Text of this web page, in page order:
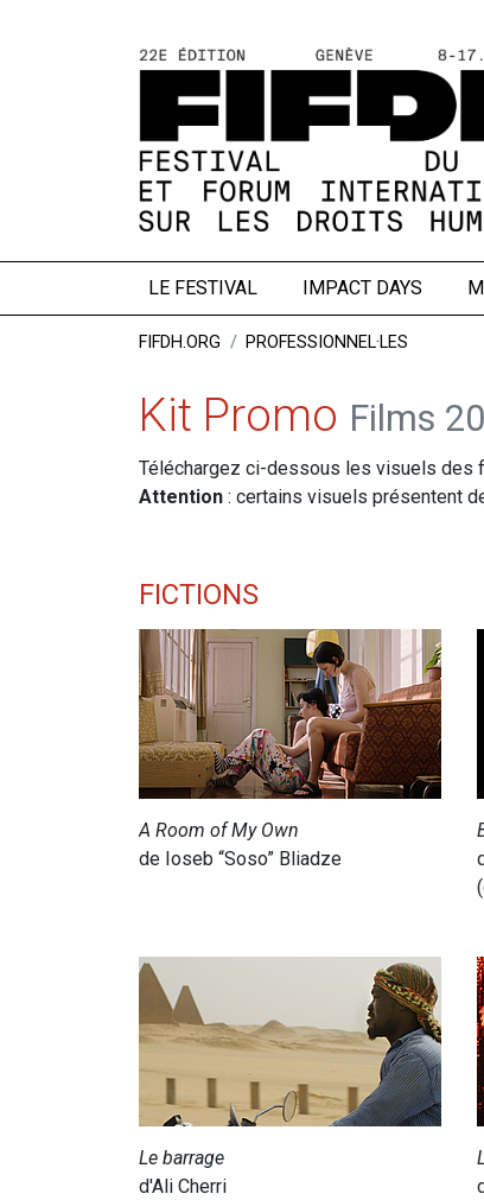
LE FESTIVAL IMPACT DAYS
FIFDH.ORG PROFESSIONNEL·LES
Kit Promo Films
Téléchargez ci-dessous les visuels des
Attention : certains visuels présentent
FICTIONS
A Room of My Own
de Ioseb “Soso” Bliadze
Le barrage
d'Ali Cherri